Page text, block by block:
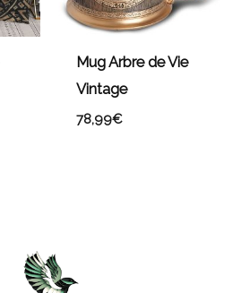
Mug Arbre de Vie
Vintage
78,99€